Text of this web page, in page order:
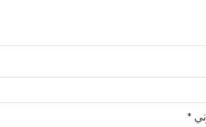
*